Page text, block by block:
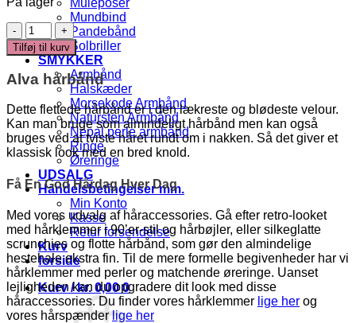
Muleposer
Mundbind
Pandebånd
Solbriller
SMYKKER
Armbånd
Halskæder
Morsekode Armbånd
Natursten Armbånd
Nepal perle armbånd
Ringe
Øreringe
UDSALG
Handelsbetingelser mm.
Min Konto
Kasse
Retur forsendelse
Kurv
forside
Kurv /kr.0,00 0
Alva
-
Hårbånd
antal
Tilføj til kurv
Alva hårbånd
Dette flettede hårbånd er i den lækreste og blødeste velour.
Kan man bruge som almindeligt hårbånd men kan også
bruges ved at tviste håret rundt om i nakken. Så det giver et
klassisk look med en bred knold.
Få En God Hårdag Hver Dag
Med vores udvalg af håraccessories. Gå efter retro-looket
med hårklemmer i 90’er-stil og hårbøjler, eller silkeglatte
scrunchies og flotte hårbånd, som gør den almindelige
hestehale ekstra fin. Til de mere formelle begivenheder har vi
hårklemmer med perler og matchende øreringe. Uanset
lejligheden kan du opgradere dit look med disse
håraccessories. Du finder vores hårklemmer lige her og
vores hårspænderlige her